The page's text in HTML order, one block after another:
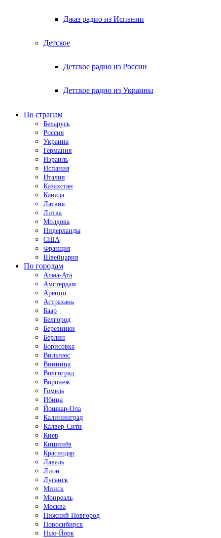
Джаз радио из Испании
Детское
Детское радио из России
Детское радио из Украины
По странам
Беларусь
Россия
Украина
Германия
Израиль
Испания
Италия
Казахстан
Канада
Латвия
Литва
Молдова
Нидерланды
США
Франция
Швейцария
По городам
Алма-Ата
Амстердам
Ареццо
Астрахань
Баар
Белгород
Березники
Берлин
Борисовка
Вильнюс
Винница
Волгоград
Воронеж
Гомель
Ибица
Йошкар-Ола
Калининград
Калвер-Сити
Киев
Кишинёв
Краснодар
Лаваль
Лион
Луганск
Минск
Монреаль
Москва
Нижний Новгород
Новосибирск
Нью-Йорк